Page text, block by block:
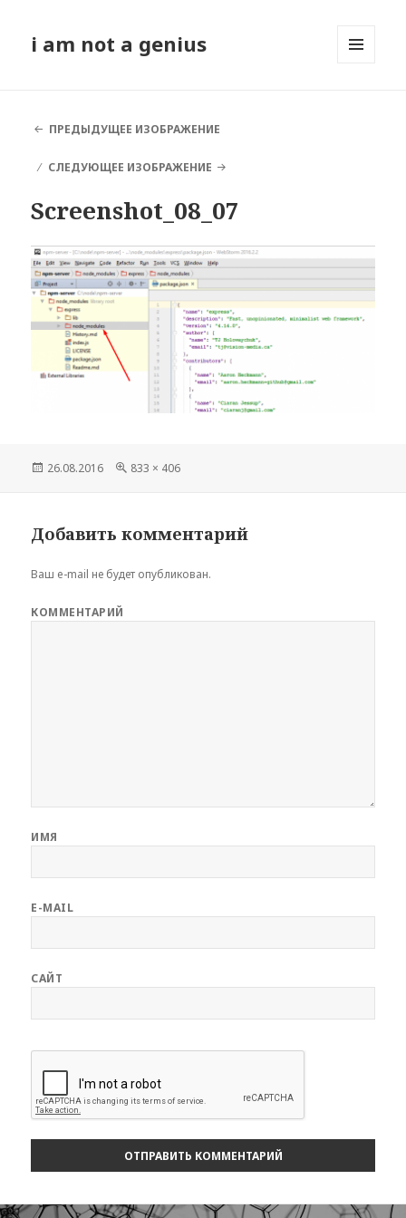
i am not a genius
ПРЕДЫДУЩЕЕ ИЗОБРАЖЕНИЕ
СЛЕДУЮЩЕЕ ИЗОБРАЖЕНИЕ
Screenshot_08_07
Опубликовано
26.08.2016
Полный
833 × 406
Добавить комментарий
Ваш e-mail не будет опубликован.
КОММЕНТАРИЙ
ИМЯ
E-MAIL
САЙТ